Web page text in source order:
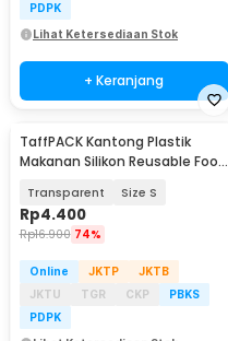
PDPK
Lihat Ketersediaan Stok
+ Keranjang
TaffPACK Kantong Plastik
Makanan Silikon Reusable Food
Transparent Size S
Rp4.400
Rp16.900 74%
Online JKTP
JKTB
JKTU
TGR CKP
PBKS
PDPK